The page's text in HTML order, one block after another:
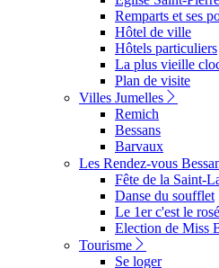
Remparts et ses
Hôtel de ville
Hôtels particuliers
La plus vieille
Plan de visite
Villes Jumelles
Remich
Bessans
Barvaux
Les Rendez-vous
Fête de la Saint-
Danse du soufflet
Le 1er c'est le rosé
Election de Miss
Tourisme
Se loger